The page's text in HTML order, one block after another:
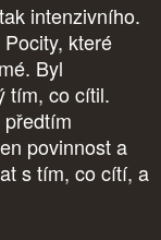
intenzivního.
které
Byl
tím, co cítil.
povinnost a
s tím, co cítí, a